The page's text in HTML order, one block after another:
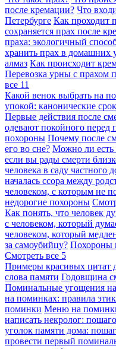
после кремации? Что
Петербурге Как проходит
сохраняется прах после
праха: экологичный
хранить прах в домашних
алмаз Как происходит
Перевозка урны с прахом
все 11
Какой венок выбрать на
упокой: канонические
Первые действия после
одевают покойного перед
похороны Почему после
его во сне? Можно ли есть
если вы рады смерти
человека в саду частного
началась ссора между
человеком, с которым не
недорогие похороны
Как понять, что человек
с человеком, который
человеком, который
за самоубийцу? Похороны
Смотреть все 5
Примеры красивых цитат
слова памяти Годовщина
Поминальные угощения
на поминках: правила
поминки Меню на
написать некролог:
уголок памяти дома:
провести первый